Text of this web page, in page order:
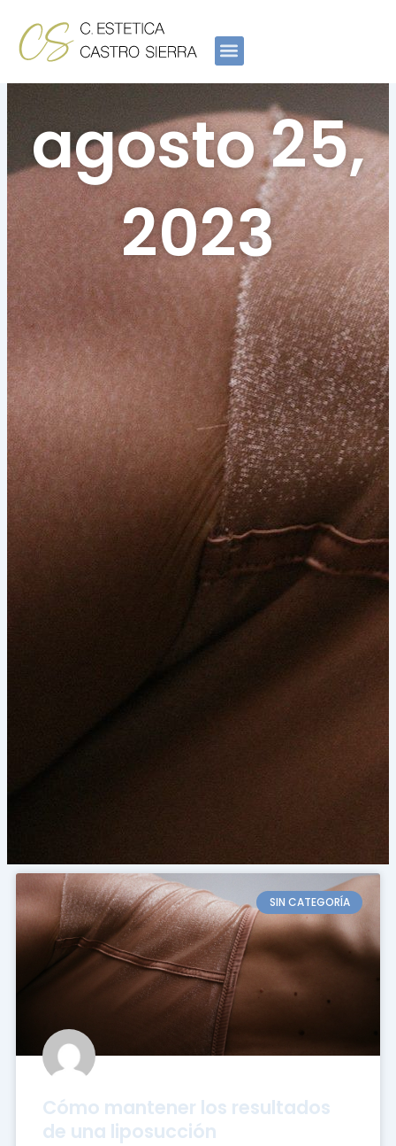
contenido
agosto 25,
2023
SIN CATEGORÍA
Cómo mantener los resultados
de una liposucción